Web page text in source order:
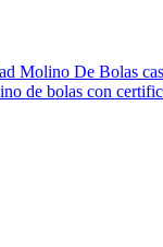
Molino De Bolas
de bolas con